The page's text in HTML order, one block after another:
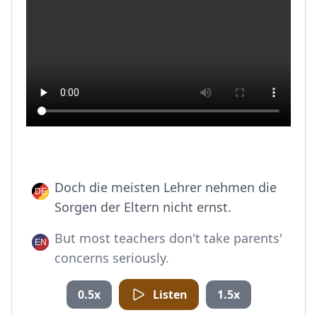
Doch die meisten Lehrer nehmen die
Sorgen der Eltern nicht ernst.
But most teachers don't take parents'
concerns seriously.
0.5x Listen 1.5x